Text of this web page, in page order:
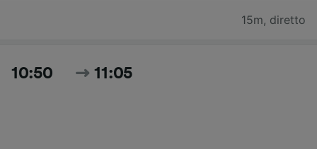
15m, diretto
10:50 11:05